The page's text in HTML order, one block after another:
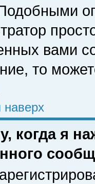
вами
то
наверх
когда я